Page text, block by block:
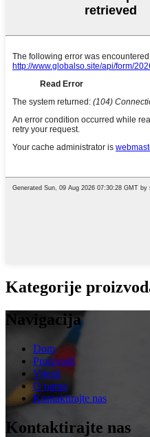
Kategorije
Navigacija
Dom
Proizvodi
Vijesti
O nama
Kontaktirajte nas
Kontaktirajte nas